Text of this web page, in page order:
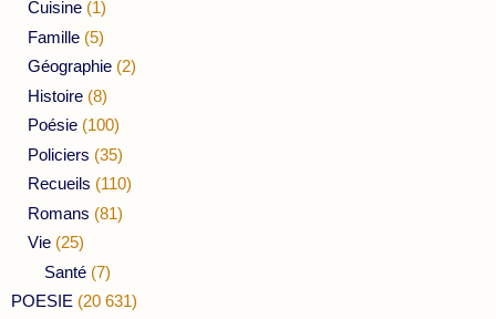
Cuisine (1)
Famille (5)
Géographie (2)
Histoire (8)
Poésie (100)
Policiers (35)
Recueils (110)
Romans (81)
Vie (25)
Santé (7)
POESIE (20 631)